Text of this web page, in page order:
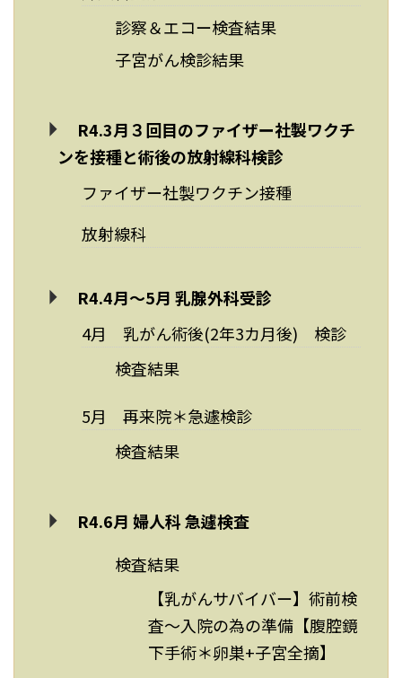
診察＆エコー検査結果
子宮がん検診結果
R4.3月３回目のファイザー社製ワクチ
ンを接種と術後の放射線科検診
ファイザー社製ワクチン接種
放射線科
R4.4月～5月 乳腺外科受診
4月 乳がん術後(2年3カ月後) 検診
検査結果
5月 再来院＊急遽検診
検査結果
R4.6月 婦人科 急遽検査
検査結果
【乳がんサバイバー】術前検
査～入院の為の準備【腹腔鏡
下手術＊卵巣+子宮全摘】